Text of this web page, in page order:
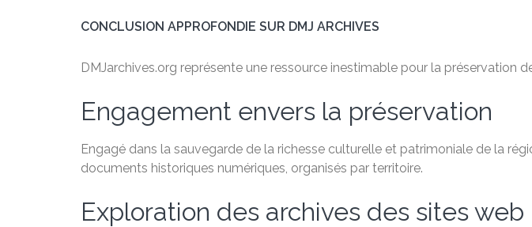
CONCLUSION APPROFONDIE SUR DMJ ARCHIVES
DMJarchives.org représente une ressource inestimable pour la préservation
Engagement envers la préservation
Engagé dans la sauvegarde de la richesse culturelle et patrimoniale de la
documents historiques numériques, organisés par territoire.
Exploration des archives des sites web